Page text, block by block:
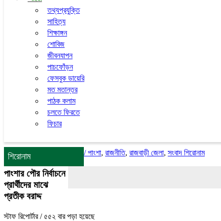
তথ্যপ্রযুক্তি
সাহিত্য
শিক্ষাঙ্গন
শোবিজ
জীবনযাপন
পাচফোঁড়ন
ফেসবুক ডায়েরি
মত মতান্তর
পাঠক কলাম
চলতে ফিরতে
ফিচার
শিরোনাম
/পাংশা,রাজনীতি,রাজবাড়ী জেলা,সংবাদ শিরোনাম
পাংশার পৌর নির্বাচনে
প্রার্থীদের মাঝে
প্রতীক বরাদ্দ
স্টাফ রিপোর্টার/ ৫৫২ বার পড়া হয়েছে